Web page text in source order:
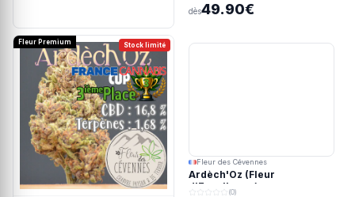
dès49.90€
Stock limité
Fleur Premium
Fleur des Cévennes
Ardèch'Oz (Fleur
d'Excellence)
(0)